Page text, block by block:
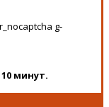
g-
минут.